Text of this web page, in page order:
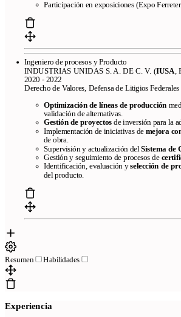
Participación en exposiciones (Expo
Ingeniero de procesos y Producto
INDUSTRIAS UNIDAS S. A. DE C. V. (IUSA
2020 - 2022
Derecho de Valores, Defensa de Litigios Federales
Optimización de líneas de producción
validación de alternativas.
Gestión de proyectos de inversión para la
Implementación de iniciativas de mejora
de obra.
Supervisión y actualización del Sistema de
Gestión y seguimiento de procesos de
Identificación, evaluación yselección de
del producto.
Resumen Habilidades
Experiencia
Pages